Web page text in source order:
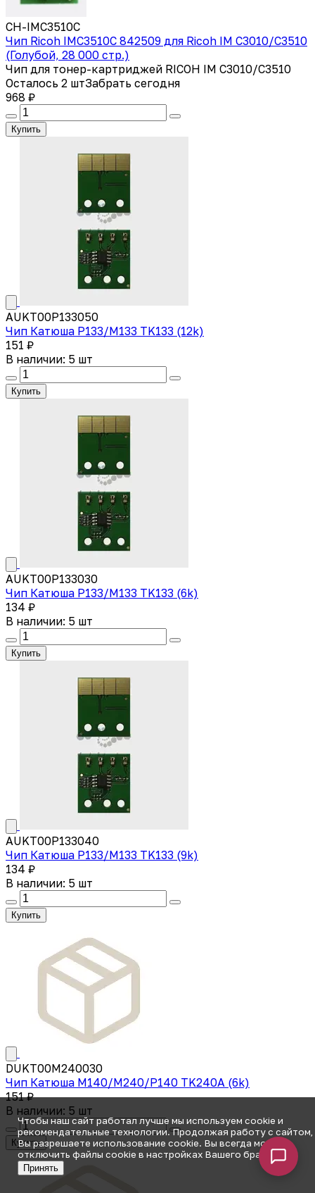
CH-IMC3510C
Чип Ricoh IMC3510C 842509 для Ricoh IM C3010/C3510
(Голубой, 28 000 стр.)
Чип для тонер-картриджей RICOH IM C3010/C3510
Осталось 2 штЗабрать сегодня
968 ₽
Купить
AUKT00P133050
Чип Катюша P133/M133 TK133 (12k)
151 ₽
В наличии: 5 шт
Купить
AUKT00P133030
Чип Катюша P133/M133 TK133 (6k)
134 ₽
В наличии: 5 шт
Купить
AUKT00P133040
Чип Катюша P133/M133 TK133 (9k)
134 ₽
В наличии: 5 шт
Купить
DUKT00M240030
Чип Катюша M140/M240/P140 TK240A (6k)
151 ₽
В наличии: 5 шт
Купить
Чтобы наш сайт работал лучше мы используем cookie и
рекомендательные технологии. Продолжая работу с сайтом,
Вы разрешаете использование cookie. Вы всегда можете
отключить файлы cookie в настройках Вашего браузера.
Принять